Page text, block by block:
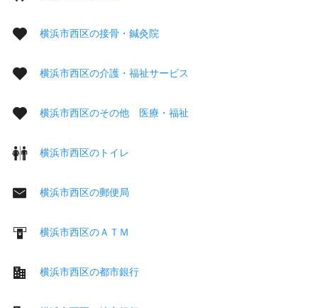
横浜市西区の接骨・鍼灸院
横浜市西区の介護・福祉サービス
横浜市西区のその他 医療・福祉
横浜市西区のトイレ
横浜市西区の郵便局
横浜市西区のＡＴＭ
横浜市西区の都市銀行